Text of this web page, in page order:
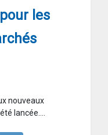
les
nouveaux
lancée....